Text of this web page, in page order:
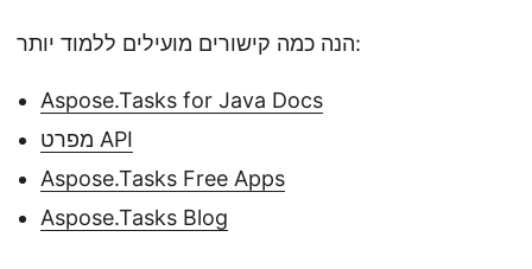
הנה כמה קישורים מועילים ללמוד יותר:
Aspose.Tasks for Java Docs
מפרט API
Aspose.Tasks Free Apps
Aspose.Tasks Blog